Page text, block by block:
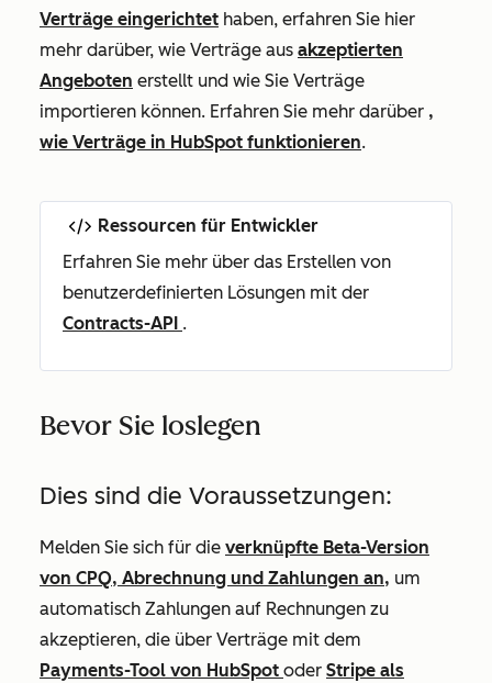
Verträge eingerichtet haben, erfahren Sie hier
mehr darüber, wie Verträge aus akzeptierten
Angeboten erstellt und wie Sie Verträge
importieren können. Erfahren Sie mehr darüber ,
wie Verträge in HubSpot funktionieren.
Ressourcen für Entwickler
Erfahren Sie mehr über das Erstellen von
benutzerdefinierten Lösungen mit der
Contracts-API .
Bevor Sie loslegen
Dies sind die Voraussetzungen:
Melden Sie sich für die verknüpfte Beta-Version
von CPQ, Abrechnung und Zahlungen an, um
automatisch Zahlungen auf Rechnungen zu
akzeptieren, die über Verträge mit dem
Payments-Tool von HubSpot oder Stripe als